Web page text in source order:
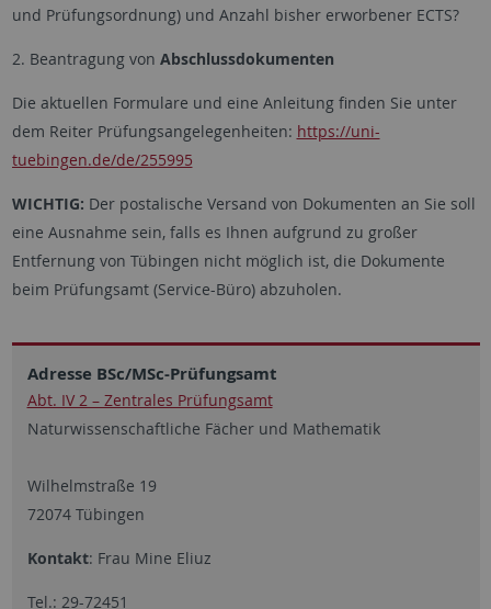
und Prüfungsordnung) und Anzahl bisher erworbener ECTS?
2. Beantragung von Abschlussdokumenten
Die aktuellen Formulare und eine Anleitung finden Sie unter
dem Reiter Prüfungsangelegenheiten: https://uni-
tuebingen.de/de/255995
WICHTIG: Der postalische Versand von Dokumenten an Sie soll
eine Ausnahme sein, falls es Ihnen aufgrund zu großer
Entfernung von Tübingen nicht möglich ist, die Dokumente
beim Prüfungsamt (Service-Büro) abzuholen.
Adresse BSc/MSc-Prüfungsamt
Abt. IV 2 – Zentrales Prüfungsamt
Naturwissenschaftliche Fächer und Mathematik
Wilhelmstraße 19
72074 Tübingen
Kontakt: Frau Mine Eliuz
Tel.: 29-72451